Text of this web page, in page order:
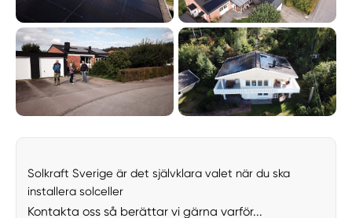
Solkraft Sverige är det självklara valet när du ska
installera solceller
Kontakta oss så berättar vi gärna varför...